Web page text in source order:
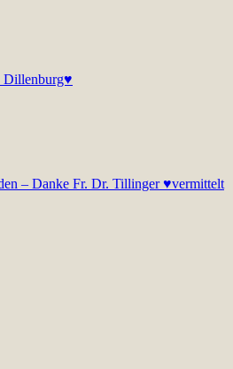
Dillenburg♥
– Danke Fr. Dr. Tillinger ♥vermittelt